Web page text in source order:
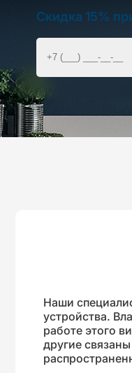
Скидка 15%
Наши
устройства.
работе этого
другие